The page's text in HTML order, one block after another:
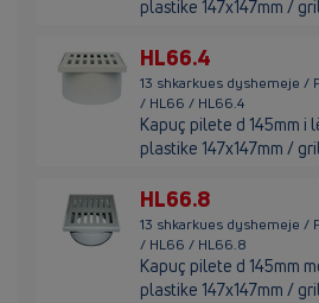
plastike 147x147mm /
HL66.4
13 shkarkues dyshemeje /
/ HL66 / HL66.4
Kapuç pilete d 145mm i
plastike 147x147mm /
HL66.8
13 shkarkues dyshemeje /
/ HL66 / HL66.8
Kapuç pilete d 145mm
plastike 147x147mm /